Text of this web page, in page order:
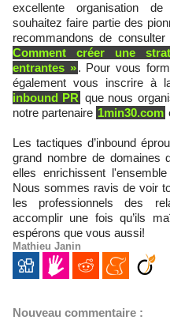
excellente organisation
souhaitez faire partie des
recommandons de
Comment créer une
entrantes ». Pour vous
également vous inscrire à
inbound PR que nous
notre partenaire 1min30.com
Les tactiques d’inbound
grand nombre de domaines
elles enrichissent
Nous sommes ravis de voir
les professionnels des
accomplir une fois qu’ils
espérons que vous aussi!
Mathieu Janin
Nouveau commentaire :